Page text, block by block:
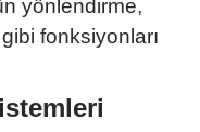
yönlendirme,
fonksiyonları